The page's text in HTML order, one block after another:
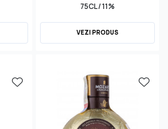
75CL / 11%
VEZI PRODUS